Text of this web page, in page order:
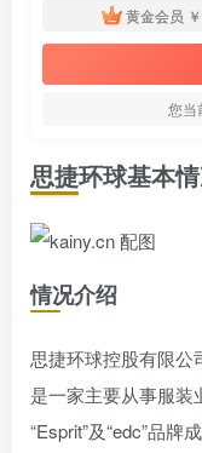
黄金会员 ￥
您当
思捷环球基本
情况介绍
思捷环球控股有限公
是一家主要从事服装
“Esprit”及“edc”品牌